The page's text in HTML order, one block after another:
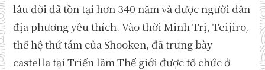
lâu đời đã tồn tại hơn 340 năm và được người dân
địa phương yêu thích. Vào thời Minh Trị, Teijiro,
thế hệ thứ tám của Shooken, đã trưng bày
castella tại Triển lãm Thế giới được tổ chức ở